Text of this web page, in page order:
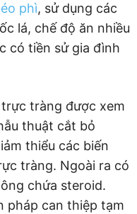
phì, sử dụng các
lá, chế độ ăn nhiều
có tiền sử gia đình
tràng được xem
thuật cắt bỏ
thiểu các biến
tràng. Ngoài ra có
chứa steroid.
pháp can thiệp tạm